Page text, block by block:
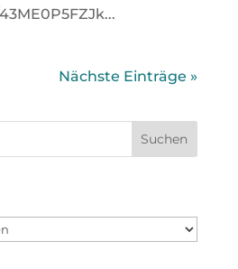
Nächste Einträge »